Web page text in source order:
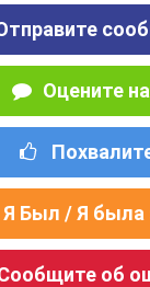
Оцените
Я Был / Я была
об